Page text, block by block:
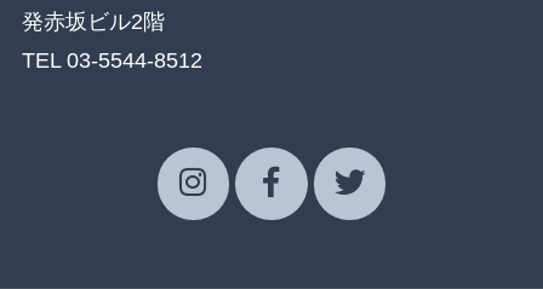
発赤坂ビル2階
TEL 03-5544-8512